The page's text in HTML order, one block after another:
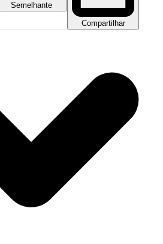
Semelhante
Compartilhar